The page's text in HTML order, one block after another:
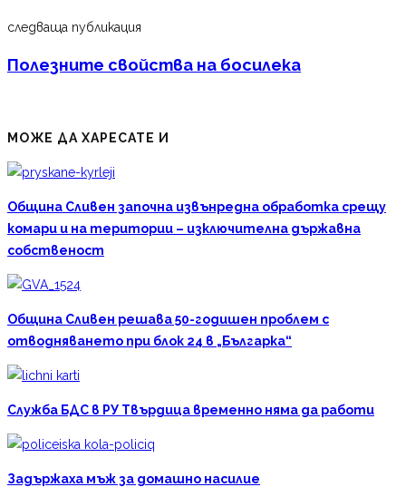
следваща публикация
Полезните свойства на босилека
МОЖЕ ДА ХАРЕСАТЕ И
Община Сливен започна извънредна обработка срещу
комари и на територии – изключителна държавна
собственост
Община Сливен решава 50-годишен проблем с
отводняването при блок 24 в „Българка“
Служба БДС в РУ Твърдица временно няма да работи
Задържаха мъж за домашно насилие